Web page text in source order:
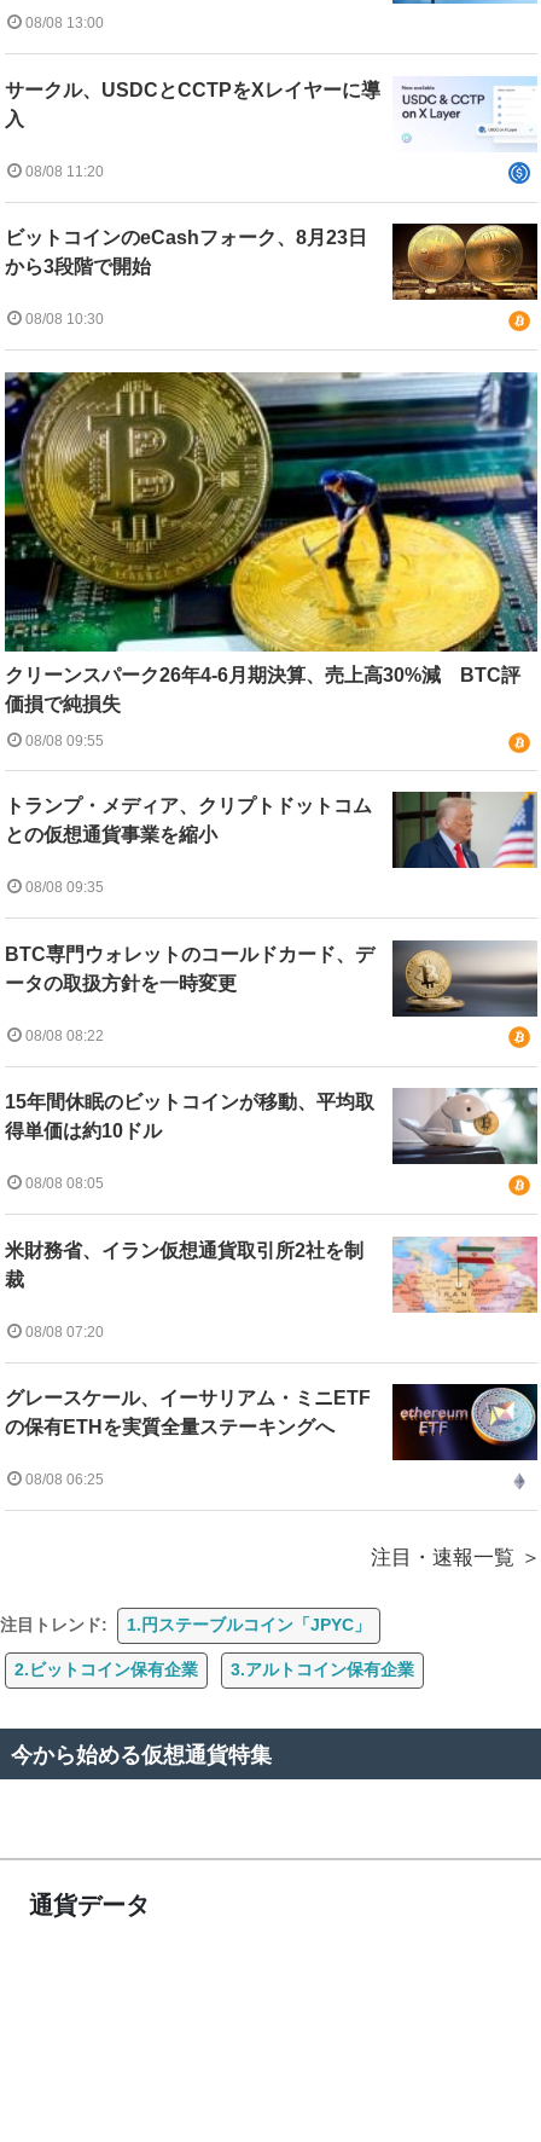
08/08 13:00
サークル、USDCとCCTPをXレイヤーに導
入
08/08 11:20
ビットコインのeCashフォーク、8月23日
から3段階で開始
08/08 10:30
クリーンスパーク26年4-6月期決算、売上高30%減 BTC評
価損で純損失
08/08 09:55
トランプ・メディア、クリプトドットコム
との仮想通貨事業を縮小
08/08 09:35
BTC専門ウォレットのコールドカード、デ
ータの取扱方針を一時変更
08/08 08:22
15年間休眠のビットコインが移動、平均取
得単価は約10ドル
08/08 08:05
米財務省、イラン仮想通貨取引所2社を制
裁
08/08 07:20
グレースケール、イーサリアム・ミニETF
の保有ETHを実質全量ステーキングへ
08/08 06:25
注目・速報一覧
注目トレンド: 1.円ステーブルコイン「JPYC」
2.ビットコイン保有企業 3.アルトコイン保有企業
今から始める仮想通貨特集
通貨データ